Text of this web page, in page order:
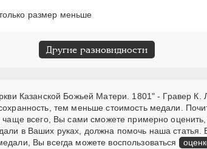
размер меньше
Другие разновидности
Казанской Божьей Матери. 1801" - Гравер К.
тем меньше стоимость медали.
всего, Вы сами сможете примерно
в Ваших руках, должна помочь наша статья.
Вы всегда можете воспользоваться